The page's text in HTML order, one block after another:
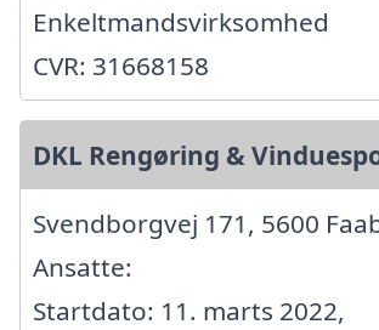
Enkeltmandsvirksomhed
CVR: 31668158
DKL Rengøring &
Svendborgvej 171, 5600
Ansatte:
Startdato: 11. marts 2022,